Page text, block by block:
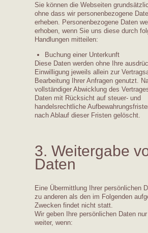
Sie können die Webseiten
ohne dass wir personenbezogene
erheben. Personenbezogene Daten
erhoben, wenn Sie uns diese durch
Handlungen mitteilen:
Buchung einer Unterkunft
Diese Daten werden ohne Ihre
Einwilligung jeweils allein zur
Bearbeitung Ihrer Anfragen genutzt.
vollständiger Abwicklung des
Daten mit Rücksicht auf steuer- und
handelsrechtliche
nach Ablauf dieser Fristen gelöscht.
3. Weitergabe
Daten
Eine Übermittlung Ihrer persönlichen
zu anderen als den im Folgenden
Zwecken findet nicht statt.
Wir geben Ihre persönlichen Daten
weiter, wenn: